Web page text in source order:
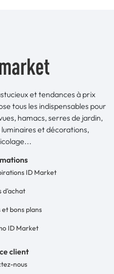
et tendances à prix
tous les indispensables pour
hamacs, serres de jardin,
luminaires et décorations,
ID Market
d'achat
et bons plans
ID Market
client
nous